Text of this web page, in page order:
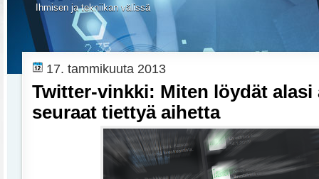
Ihmisen ja tekniikan välissä
17. tammikuuta 2013
Twitter-vinkki: Miten löydät
seuraat tiettyä aihetta